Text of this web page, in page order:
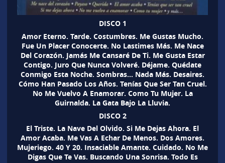
DISCO 1
Amor Eterno. Tarde. Costumbres. Me Gustas Mucho.
Fue Un Placer Conocerte. No Lastimes Más. Me Nace
Del Corazón. Jamás Me Cansaré De Ti. Me Gusta Estar
Contigo. Juro Que Nunca Volveré. Déjame. Quédate
Conmigo Esta Noche. Sombras… Nada Más. Desaires.
Cómo Han Pasado Los Años. Tenías Que Ser Tan Cruel.
No Me Vuelvo A Enamorar. Como Tu Mujer. La
Guirnalda. La Gata Bajo La Lluvia.
DISCO 2
El Triste. La Nave Del Olvido. Si Me Dejas Ahora. El
Amor Acaba. Me Vas A Echar De Menos. Dos Amores.
Mujeriego. 40 Y 20. Insaciable Amante. Cuidado. No Me
Digas Que Te Vas. Buscando Una Sonrisa. Todo Es